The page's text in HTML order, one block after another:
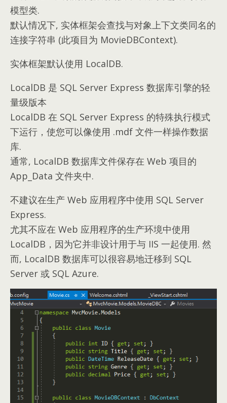
模型类.
默认情况下, 实体框架会查找与对象上下文类同名的
连接字符串 (此项目为 MovieDBContext).
实体框架默认使用 LocalDB.
LocalDB 是 SQL Server Express 数据库引擎的轻
量级版本
LocalDB 在 SQL Server Express 的特殊执行模式
下运行，使您可以像使用 .mdf 文件一样操作数据
库.
通常, LocalDB 数据库文件保存在 Web 项目的
App_Data 文件夹中.
不建议在生产 Web 应用程序中使用 SQL Server
Express.
尤其不应在 Web 应用程序的生产环境中使用
LocalDB，因为它并非设计用于与 IIS 一起使用. 然
而, LocalDB 数据库可以很容易地迁移到 SQL
Server 或 SQL Azure.